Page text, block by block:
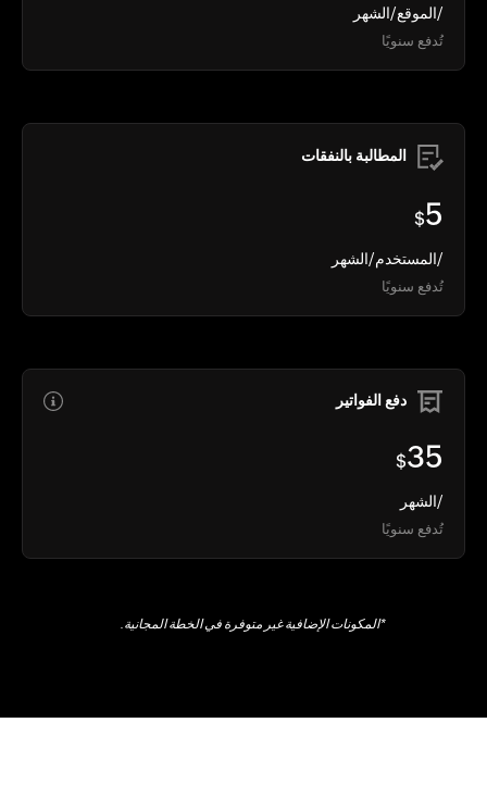
/الموقع/الشهر
تُدفع سنويًا
المطالبة بالنفقات
$5
/المستخدم/الشهر
تُدفع سنويًا
دفع الفواتير
$35
/الشهر
تُدفع سنويًا
*المكونات الإضافية غير متوفرة في الخطة المجانية.